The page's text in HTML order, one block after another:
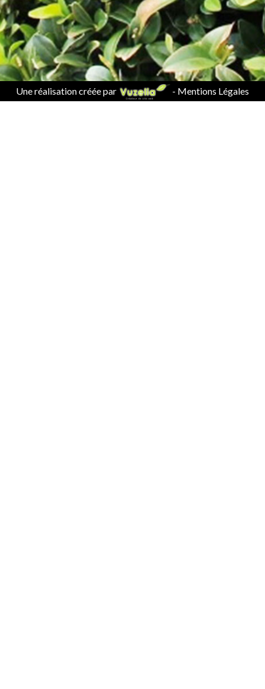
Une réalisation créée par - Mentions Légales